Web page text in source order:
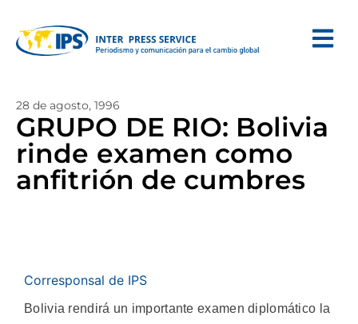
28 de agosto, 1996
GRUPO DE RIO: Bolivia
rinde examen como
anfitrión de cumbres
Corresponsal de IPS
Bolivia rendirá un importante examen diplomático la